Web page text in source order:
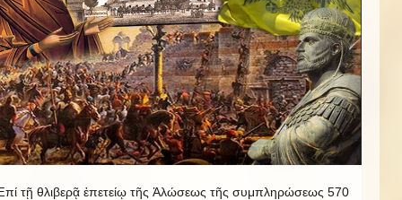
τῇ θλιβερᾷ ἐπετείῳ τῆς Ἁλώσεως τῆς συμπληρώσεως 570